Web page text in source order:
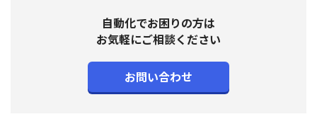
自動化でお困りの方は
お気軽にご相談ください
お問い合わせ